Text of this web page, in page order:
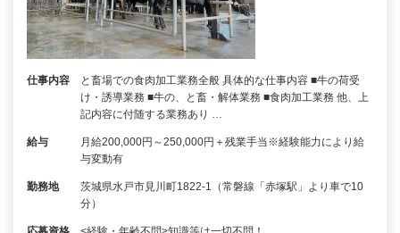
仕事内容
と畜場での食肉加工業務全般 具体的な仕事内容 ■牛の荷受
け・誘導業務 ■牛の、と畜・解体業務 ■食肉加工業務 他、上
記内容に付随する業務あり …
給与
月給200,000円～250,000円＋残業手当※経験能力により給
与変動有
勤務地
茨城県水戸市見川町1822-1（常磐線「赤塚駅」より車で10
分）